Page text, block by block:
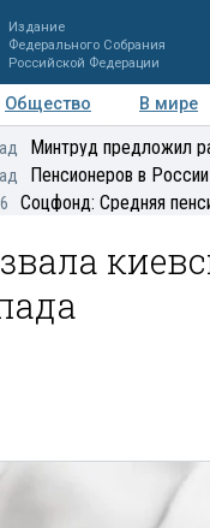
Издание
Федерального Собрания
Российской Федерации
Общество В мире
Регионы
Минтруд предложил
Пенсионеров в
Соцфонд: Средняя